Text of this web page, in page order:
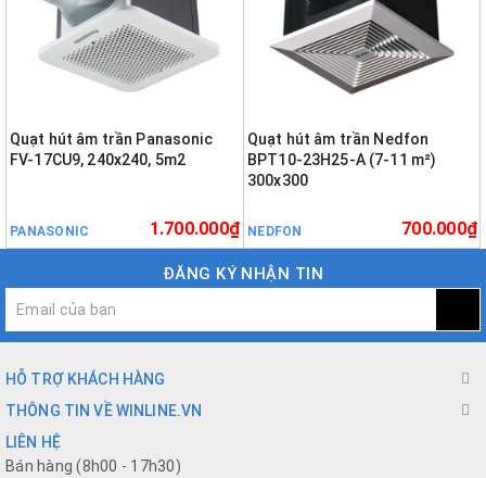
Quạt hút âm trần Panasonic
FV-17CU9, 240x240, 5m2
PANASONIC 1.700.000₫
Quạt hút âm trần Nedfon
BPT10-23H25-A (7-11 m²)
300x300
NEDFON 700.000₫
ĐĂNG KÝ NHẬN TIN
HỖ TRỢ KHÁCH HÀNG
THÔNG TIN VỀ WINLINE.VN
LIÊN HỆ
Bán hàng (8h00 - 17h30)